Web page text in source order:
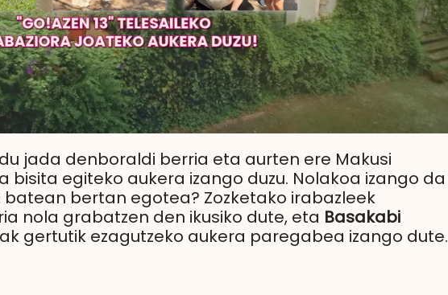
jada denboraldi berria eta aurten ere Makusi
bisita egiteko aukera izango duzu. Nolakoa izango da
bertan egotea? Zozketako irabazleek
nola grabatzen den ikusiko dute, eta Basakabi
gertutik ezagutzeko aukera paregabea izango dute.